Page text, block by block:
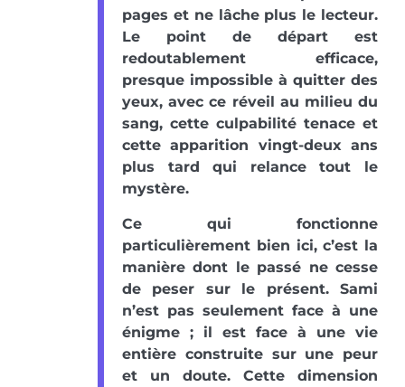
pages et ne lâche plus le lecteur.
Le point de départ est
redoutablement efficace,
presque impossible à quitter des
yeux, avec ce réveil au milieu du
sang, cette culpabilité tenace et
cette apparition vingt-deux ans
plus tard qui relance tout le
mystère.
Ce qui fonctionne
particulièrement bien ici, c’est la
manière dont le passé ne cesse
de peser sur le présent. Sami
n’est pas seulement face à une
énigme ; il est face à une vie
entière construite sur une peur
et un doute. Cette dimension